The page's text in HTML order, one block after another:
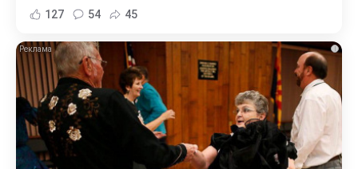
127 54 45
i